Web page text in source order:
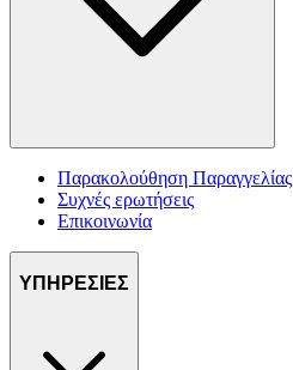
Παρακολούθηση Παραγγελίας
Συχνές ερωτήσεις
Επικοινωνία
ΥΠΗΡΕΣΙΕΣ